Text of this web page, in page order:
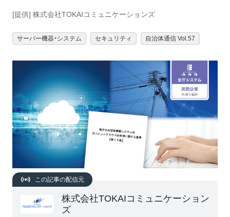
[提供] 株式会社TOKAIコミュニケーションズ
サーバー機器・システム セキュリティ 自治体通信 Vol.57
この記事の配信元
株式会社TOKAIコミュニケーション
ズ